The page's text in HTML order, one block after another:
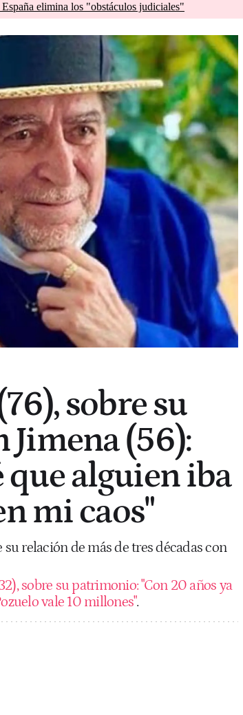
elimina los "obstáculos judiciales"
sobre su
(56):
alguien iba
mi caos"
relación de más de tres décadas con
sobre su patrimonio: "Con 20 años ya
vale 10 millones".